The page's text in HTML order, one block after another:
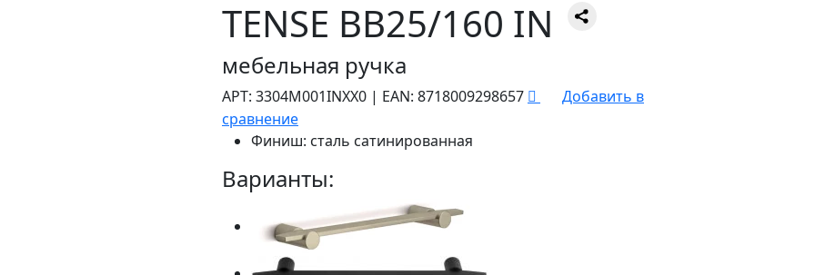
TENSE BB25/160 IN
мебельная ручка
АРТ: 3304M001INXX0 | EAN: 8718009298657
Добавить в
сравнение
Финиш: сталь сатинированная
Варианты: